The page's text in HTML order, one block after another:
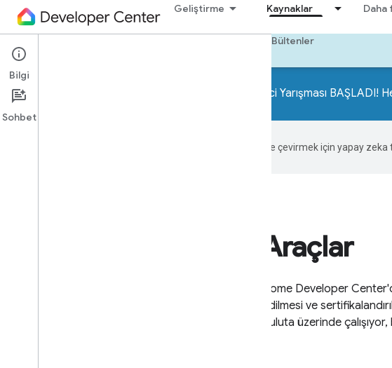
Geliştirme Kaynaklar Daha
Bültenler
Home APIs Geliştirici Yarışması
Google, içerikleri tercih ettiğiniz dile çevirmek için yapay
Araçlar
Home Developer
edilmesi ve
buluta üzerinde
Bilgi
Sohbet